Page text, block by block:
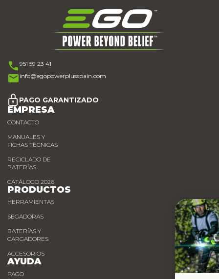
951 59 23 41
info@egopowerplusspain.com
PAGO GARANTIZADO
EMPRESA
CONTACTO
MANUALES Y
FICHAS TÉCNICAS
RECICLADO DE
BATERÍAS
CATÁLOGO 2026
PRODUCTOS
HERRAMIENTAS
SEGADORAS
BATERÍAS Y
CARGADORES
ACCESORIOS
AYUDA
PAGO